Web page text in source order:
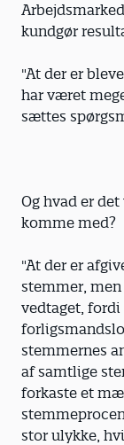
kundgør
"At der er
har været
sættes
Og hvad er
komme med?
"At der er
stemmer,
vedtaget,
stemmernes
af samtlige
forkaste et
stor ulykke,